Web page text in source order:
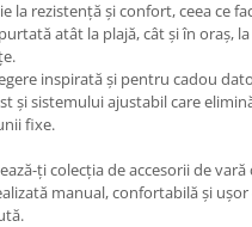
PIETRE SEMIPREȚIOASE
cu pietre
cu pietre
PICIOR
la rezistență și confort, ceea ce
atât la plajă, cât și în oraș,
inspirată și pentru cadou
și sistemului ajustabil care
fixe.
ți colecția de accesorii de
manual, confortabilă și